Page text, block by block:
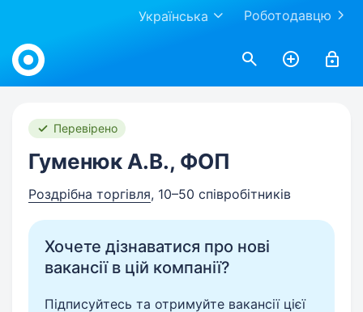
Роботодавцю
Українська
Work.ua
Перевірено
Гуменюк А.В., ФОП
Роздрібна торгівля, 10–50 співробітників
Хочете дізнаватися про нові
вакансії в цій компанії?
Підписуйтесь та отримуйте вакансії цієї